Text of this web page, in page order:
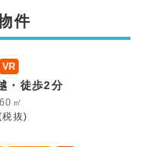
件
VR
・徒歩2分
㎡
税抜)